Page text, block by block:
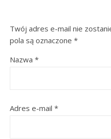
Twój adres e-mail nie
pola są oznaczone *
Nazwa *
Adres e-mail *